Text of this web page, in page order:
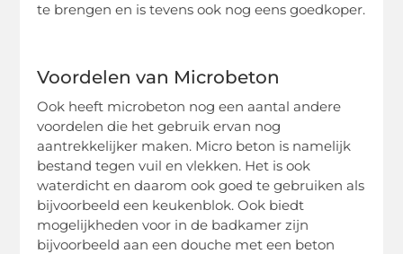
te brengen en is tevens ook nog eens goedkoper.
Voordelen van Microbeton
Ook heeft microbeton nog een aantal andere
voordelen die het gebruik ervan nog
aantrekkelijker maken. Micro beton is namelijk
bestand tegen vuil en vlekken. Het is ook
waterdicht en daarom ook goed te gebruiken als
bijvoorbeeld een keukenblok. Ook biedt
mogelijkheden voor in de badkamer zijn
bijvoorbeeld aan een douche met een beton